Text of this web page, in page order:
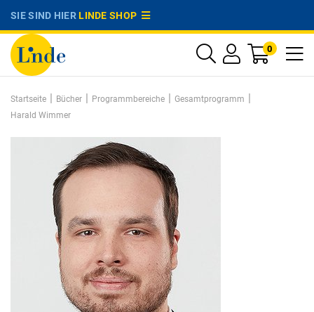
SIE SIND HIERLINDE SHOP
0
Startseite | Bücher | Programmbereiche | Gesamtprogramm |
Harald Wimmer